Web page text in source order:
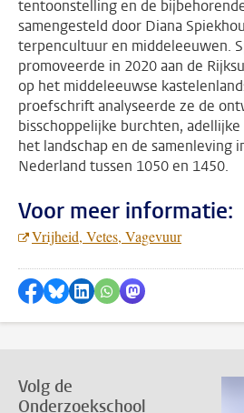
tentoonstelling en de
samengesteld door Diana
terpencultuur en middeleeuwen.
promoveerde in 2020 aan de
op het middeleeuwse
proefschrift analyseerde ze de
bisschoppelijke burchten,
het landschap en de samenleving
Nederland tussen 1050 en 1450.
Voor meer informatie:
Vrijheid, Vetes, Vagevuur
Delen op Facebook
Delen via Bluesky
Delen op LinkedIn
???shareWhatsApp???
Delen via
Volg de
Onderzoekschool